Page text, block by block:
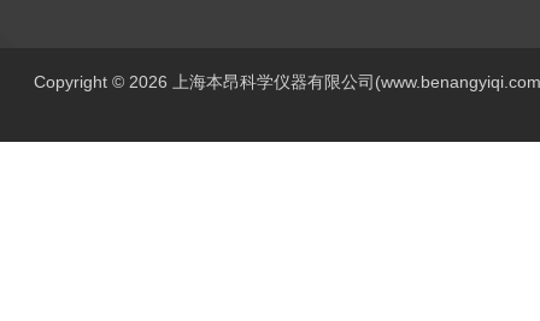
Copyright © 2026 上海本昂科学仪器有限公司